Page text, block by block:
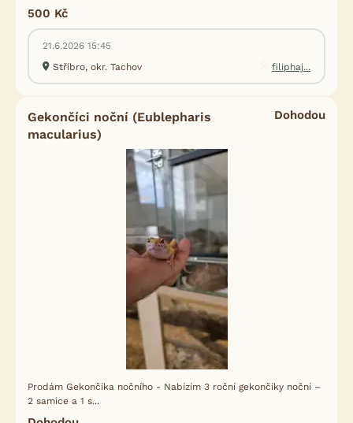
500 Kč
21.6.2026 15:45
Stříbro, okr. Tachov
filiphaj...
Gekončíci noční (Eublepharis
macularius)
Dohodou
Prodám Gekončíka nočního - Nabízím 3 roční gekončíky noční –
2 samice a 1 s...